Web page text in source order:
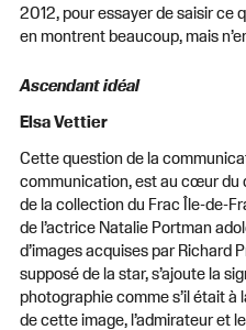
2012, pour essayer de saisir ce
en montrent beaucoup, mais
Ascendant idéal
Elsa Vettier
Cette question de la
communication, est au cœur du
de la collection du Frac Île-de-
de l’actrice Natalie Portman
d’images acquises par Richard
supposé de la star, s’ajoute la
photographie comme s’il était à
de cette image, l’admirateur et